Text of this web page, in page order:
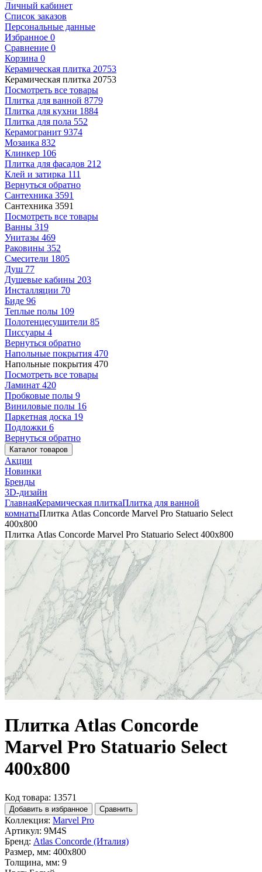
Личный кабинет
Список заказов
Персональные данные
Избранное 0
Сравнение 0
Корзина 0
Керамическая плитка 20753
Керамическая плитка 20753
Посмотреть все товары
Плитка для ванной 8779
Плитка для кухни 1884
Плитка для пола 552
Керамогранит 9374
Мозаика 832
Клинкер 106
Плитка для фасадов 212
Клей и затирка 111
Вернуться обратно
Сантехника 3591
Сантехника 3591
Посмотреть все товары
Ванны 319
Унитазы 469
Раковины 352
Смесители 1805
Душ 77
Душевые кабины 203
Инсталляции 70
Биде 96
Теплые полы 109
Полотенцесушители 85
Писсуары 4
Вернуться обратно
Напольные покрытия 470
Напольные покрытия 470
Посмотреть все товары
Ламинат 420
Пробковые полы 9
Виниловые полы 16
Паркетная доска 19
Подложки 6
Вернуться обратно
Каталог товаров
Акции
Новинки
Бренды
3D-дизайн
ГлавнаяКерамическая плиткаПлитка для ванной
комнатыПлитка Atlas Concorde Marvel Pro Statuario Select
400x800
Плитка Atlas Concorde Marvel Pro Statuario Select 400x800
Плитка Atlas Concorde
Marvel Pro Statuario Select
400x800
Код товара: 13571
Добавить в избранное Сравнить
Коллекция: Marvel Pro
Артикул: 9M4S
Бренд: Atlas Concorde (Италия)
Размер, мм: 400x800
Толщина, мм: 9